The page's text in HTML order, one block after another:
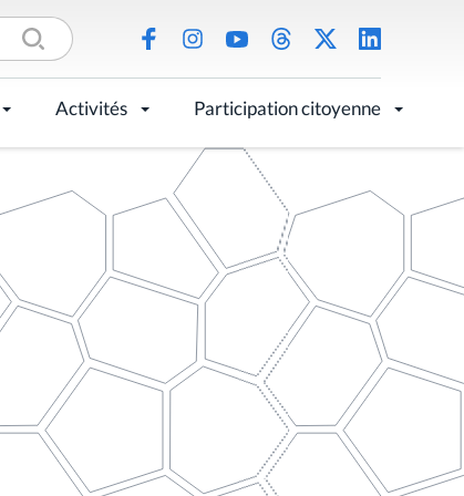
Activités Participation citoyenne